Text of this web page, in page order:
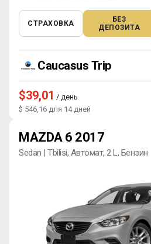
СТРАХОВКА
БЕЗ
ДЕПОЗИТА
Caucasus Trip
$39,01 / день
$ 546,16 для 14 дней
MAZDA 6 2017
Sedan | Tbilisi, Автомат, 2 L, Бензин